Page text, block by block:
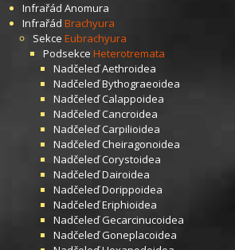
Infrařád Anomura
Infrařád Brachyura
Sekce Eubrachyura
Podsekce Heterotremata
NadčeleďAethroidea
NadčeleďBythograeoidea
NadčeleďCalappoidea
NadčeleďCancroidea
NadčeleďCarpilioidea
NadčeleďCheiragonoidea
NadčeleďCorystoidea
NadčeleďDairoidea
NadčeleďDorippoidea
NadčeleďEriphioidea
NadčeleďGecarcinucoidea
NadčeleďGoneplacoidea